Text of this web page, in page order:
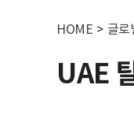
HOME > 글로
UAE